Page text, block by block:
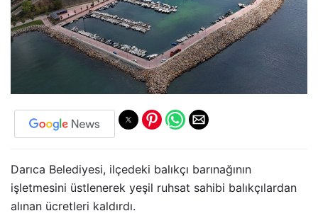
Darıca Belediyesi, ilçedeki balıkçı barınağının
işletmesini üstlenerek yeşil ruhsat sahibi balıkçılardan
alınan ücretleri kaldırdı.